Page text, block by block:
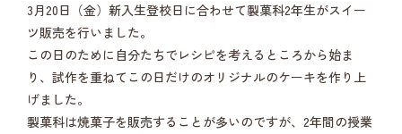
3月20日（金）新入生登校日に合わせて製菓科2年生がスイー
ツ販売を行いました。
この日のために自分たちでレシピを考えるところから始ま
り、試作を重ねてこの日だけのオリジナルのケーキを作り上
げました。
製菓科は焼菓子を販売することが多いのですが、2年間の授業